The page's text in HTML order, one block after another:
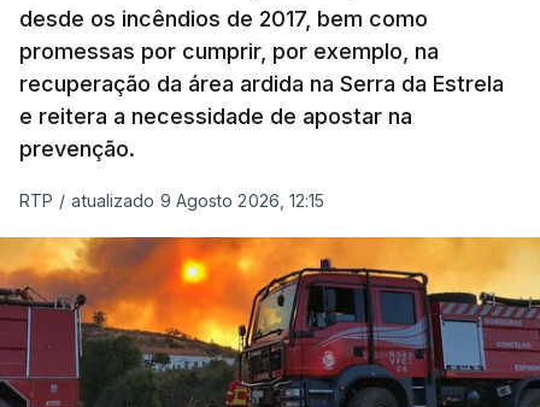
desde os incêndios de 2017, bem como
promessas por cumprir, por exemplo, na
recuperação da área ardida na Serra da Estrela
e reitera a necessidade de apostar na
prevenção.
RTP / atualizado 9 Agosto 2026, 12:15